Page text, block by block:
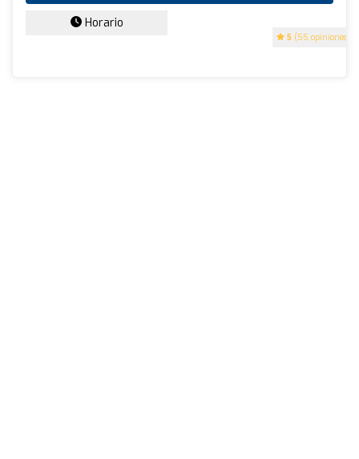
5 (55 opiniones)
Horario